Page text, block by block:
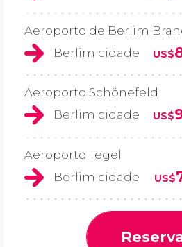
Aeroporto de Berlim
Berlim cidade
US$
Aeroporto Schönefeld
Berlim cidade
US$
Aeroporto Tegel
Berlim cidade
US$